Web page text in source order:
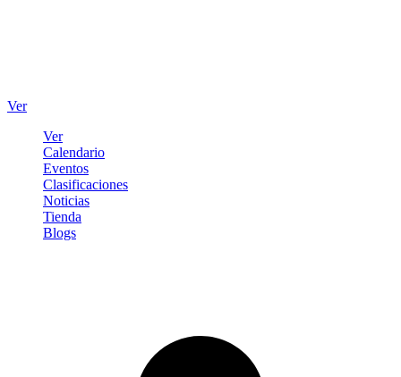
Ver
Ver
Calendario
Eventos
Clasificaciones
Noticias
Tienda
Blogs